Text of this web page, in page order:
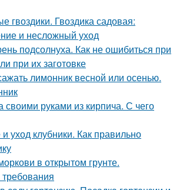
гвоздики. Гвоздика садовая:
и несложный уход
подсолнуха. Как не ошибиться при
при их заготовке
лимонник весной или осенью.
своими руками из кирпича. С чего
уход клубники. Как правильно
в открытом грунте.